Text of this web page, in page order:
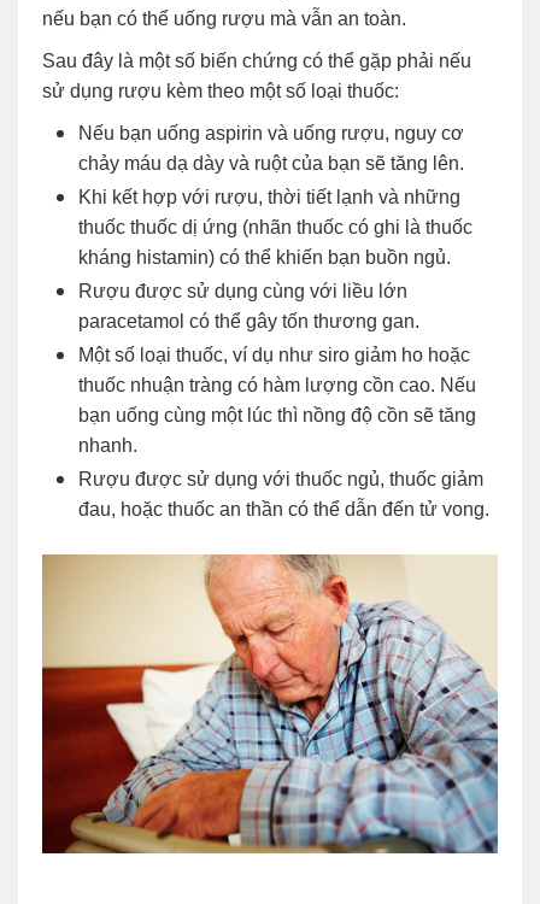
nếu bạn có thể uống rượu mà vẫn an toàn.
Sau đây là một số biến chứng có thể gặp phải nếu
sử dụng rượu kèm theo một số loại thuốc:
Nếu bạn uống aspirin và uống rượu, nguy cơ
chảy máu dạ dày và ruột của bạn sẽ tăng lên.
Khi kết hợp với rượu, thời tiết lạnh và những
thuốc thuốc dị ứng (nhãn thuốc có ghi là thuốc
kháng histamin) có thể khiến bạn buồn ngủ.
Rượu được sử dụng cùng với liều lớn
paracetamol có thể gây tốn thương gan.
Một số loại thuốc, ví dụ như siro giảm ho hoặc
thuốc nhuận tràng có hàm lượng cồn cao. Nếu
bạn uống cùng một lúc thì nồng độ cồn sẽ tăng
nhanh.
Rượu được sử dụng với thuốc ngủ, thuốc giảm
đau, hoặc thuốc an thần có thể dẫn đến tử vong.